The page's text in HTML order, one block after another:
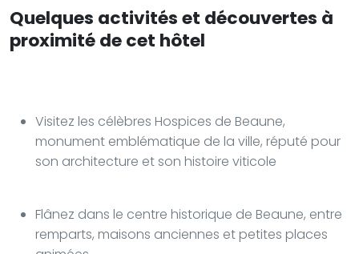
Quelques activités et découvertes à
proximité de cet hôtel
Visitez les célèbres Hospices de Beaune,
monument emblématique de la ville, réputé pour
son architecture et son histoire viticole
Flânez dans le centre historique de Beaune, entre
remparts, maisons anciennes et petites places